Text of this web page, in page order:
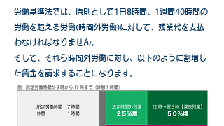
労働基準法では、原則として1日8時間、1週間40時間の
労働を超える労働(時間外労働)に対して、残業代を支払
わなければなりません。
そして、それら時間外労働に対し、以下のように割増し
た賃金を請求することになります。